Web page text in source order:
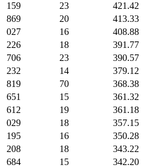
159
23
421.42
869
20
413.33
027
16
408.88
226
18
391.77
706
23
390.57
232
14
379.12
819
70
368.38
651
15
361.32
612
19
361.18
029
18
357.15
195
16
350.28
208
18
343.22
684
15
342.20